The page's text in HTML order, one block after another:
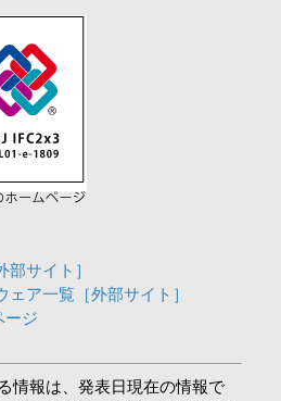
サイト］
ア一覧［外部サイト］
ージ
情報は、発表日現在の情報で